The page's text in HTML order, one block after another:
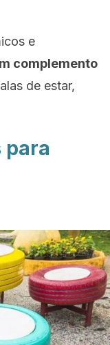
e
complemento
de estar,
para